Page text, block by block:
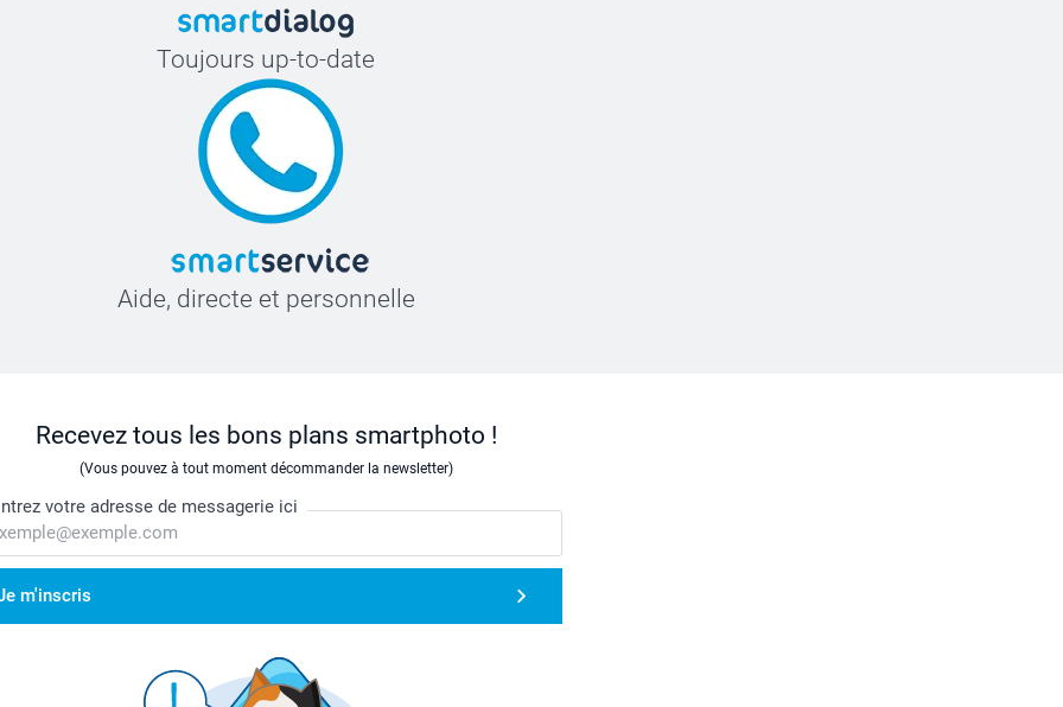
Toujours up-to-date
Aide, directe et personnelle
Recevez tous les bons plans smartphoto !
(Vous pouvez à tout moment décommander la newsletter)
votre adresse de messagerie ici
m'inscris